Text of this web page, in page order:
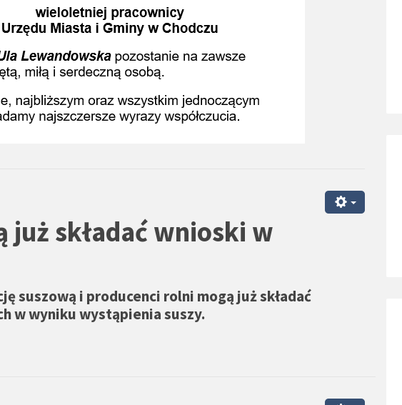
już składać wnioski w
suszową i producenci rolni mogą już składać
w wyniku wystąpienia suszy.